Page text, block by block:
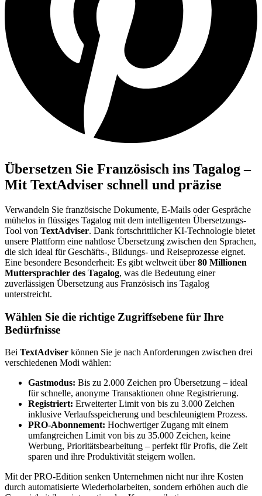
Übersetzen Sie Französisch ins Tagalog –
Mit TextAdviser schnell und präzise
Verwandeln Sie französische Dokumente, E-Mails oder Gespräche
mühelos in flüssiges Tagalog mit dem intelligenten Übersetzungs-
Tool von TextAdviser. Dank fortschrittlicher KI-Technologie bietet
unsere Plattform eine nahtlose Übersetzung zwischen den Sprachen,
die sich ideal für Geschäfts-, Bildungs- und Reiseprozesse eignet.
Eine besondere Besonderheit: Es gibt weltweit über80 Millionen
Muttersprachler des Tagalog, was die Bedeutung einer
zuverlässigen Übersetzung aus Französisch ins Tagalog
unterstreicht.
Wählen Sie die richtige Zugriffsebene für Ihre
Bedürfnisse
Bei TextAdviser können Sie je nach Anforderungen zwischen drei
verschiedenen Modi wählen:
Gastmodus: Bis zu 2.000 Zeichen pro Übersetzung – ideal
für schnelle, anonyme Transaktionen ohne Registrierung.
Registriert: Erweiterter Limit von bis zu 3.000 Zeichen
inklusive Verlaufsspeicherung und beschleunigtem Prozess.
PRO-Abonnement: Hochwertiger Zugang mit einem
umfangreichen Limit von bis zu 35.000 Zeichen, keine
Werbung, Prioritätsbearbeitung – perfekt für Profis, die Zeit
sparen und ihre Produktivität steigern wollen.
Mit der PRO-Edition senken Unternehmen nicht nur ihre Kosten
durch automatisierte Wiederholarbeiten, sondern erhöhen auch die